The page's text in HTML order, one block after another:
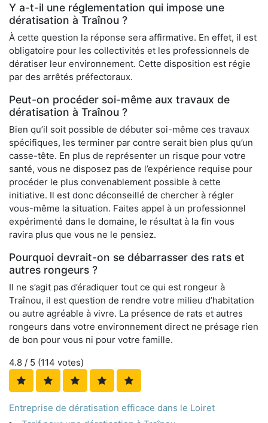
Y a-t-il une réglementation qui impose une
dératisation à Traînou ?
À cette question la réponse sera affirmative. En effet, il est
obligatoire pour les collectivités et les professionnels de
dératiser leur environnement. Cette disposition est régie
par des arrêtés préfectoraux.
Peut-on procéder soi-même aux travaux de
dératisation à Traînou ?
Bien qu’il soit possible de débuter soi-même ces travaux
spécifiques, les terminer par contre serait bien plus qu’un
casse-tête. En plus de représenter un risque pour votre
santé, vous ne disposez pas de l’expérience requise pour
procéder le plus convenablement possible à cette
initiative. Il est donc déconseillé de chercher à régler
vous-même la situation. Faites appel à un professionnel
expérimenté dans le domaine, le résultat à la fin vous
ravira plus que vous ne le pensiez.
Pourquoi devrait-on se débarrasser des rats et
autres rongeurs ?
Il ne s’agit pas d’éradiquer tout ce qui est rongeur à
Traînou, il est question de rendre votre milieu d’habitation
ou autre agréable à vivre. La présence de rats et autres
rongeurs dans votre environnement direct ne présage rien
de bon pour vous ni pour votre famille.
4.8 / 5 (114 votes)
Entreprise de dératisation efficace dans le Loiret